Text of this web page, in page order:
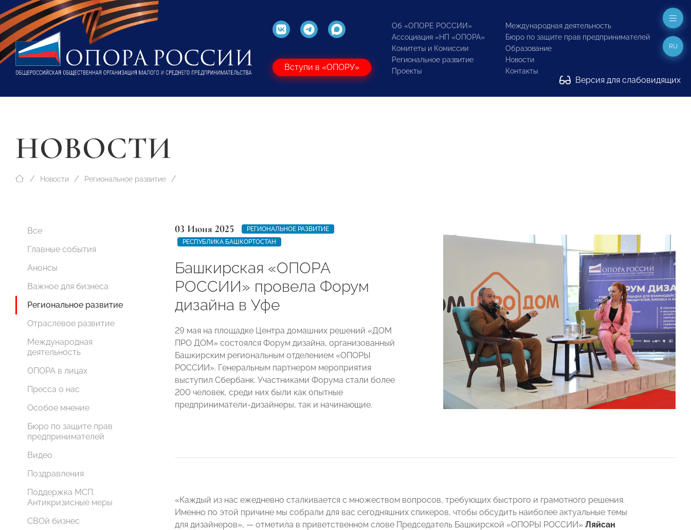
Вступи в «ОПОРУ»
Об «ОПОРЕ РОССИИ»
Ассоциация «НП «ОПОРА»
Комитеты и Комиссии
Региональное развитие
Проекты
Международная деятельность
Бюро по защите прав предпринимателей
Образование
Новости
Контакты
Версия для слабовидящих
RU
НОВОСТИ
Новости Региональное развитие
Все
Главные события
Анонсы
Важное для бизнеса
Региональное развитие
Отраслевое развитие
Международная
деятельность
ОПОРА в лицах
Пресса о нас
Особое мнение
Бюро по защите прав
предпринимателей
Видео
Поздравления
Поддержка МСП.
Антикризисные меры
СВОй бизнес
03 Июня 2025
РЕГИОНАЛЬНОЕ РАЗВИТИЕ
РЕСПУБЛИКА БАШКОРТОСТАН
Башкирская «ОПОРА
РОССИИ» провела Форум
дизайна в Уфе
29 мая на площадке Центра домашних решений «ДОМ
ПРО ДОМ» состоялся Форум дизайна, организованный
Башкирским региональным отделением «ОПОРЫ
РОССИИ». Генеральным партнером мероприятия
выступил Сбербанк. Участниками Форума стали более
200 человек, среди них были как опытные
предприниматели-дизайнеры, так и начинающие.
«Каждый из нас ежедневно сталкивается с множеством вопросов, требующих быстрого и грамотного решения.
Именно по этой причине мы собрали для вас сегодняшних спикеров, чтобы обсудить наиболее актуальные темы
для дизайнеров», — отметила в приветственном слове Председатель Башкирской «ОПОРЫ РОССИИ» Ляйсан